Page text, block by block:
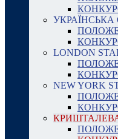
УКРАЇНСЬКА
LONDON
NEW YORK